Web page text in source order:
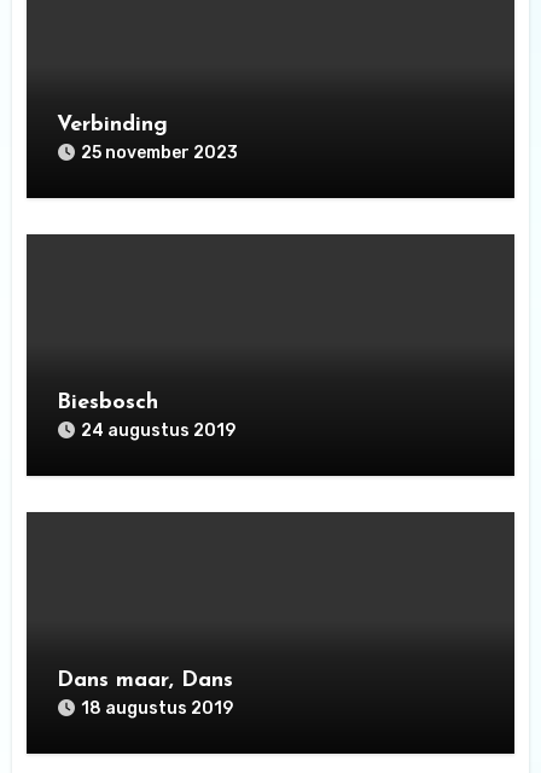
Verbinding
25 november 2023
Biesbosch
24 augustus 2019
Dans maar, Dans
18 augustus 2019